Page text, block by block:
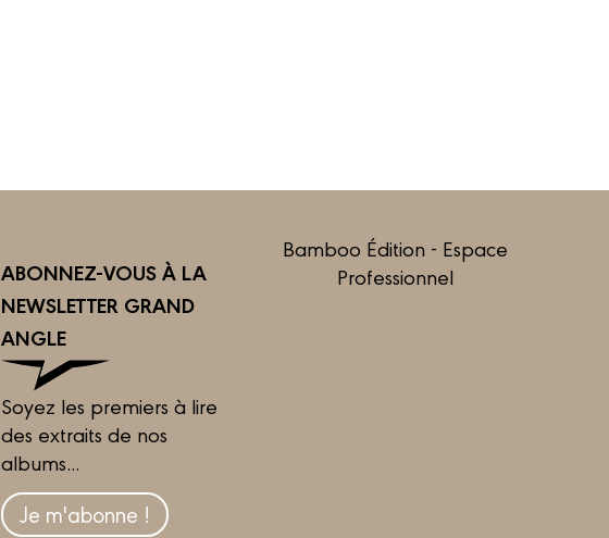
ABONNEZ-VOUS À LA
NEWSLETTER GRAND
ANGLE
Soyez les premiers à lire
des extraits de nos
albums...
Je m'abonne !
Bamboo Édition - Espace
Professionnel